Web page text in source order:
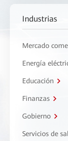
Industrias
Mercado
Energía
Educación
Finanzas
Gobierno
Servicios de